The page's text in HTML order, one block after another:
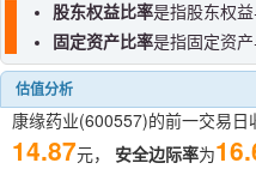
股东权益比率是指股东权益
固定资产比率是指固定资产
估值分析
康缘药业(600557)的前一交易日
14.87元， 安全边际率为